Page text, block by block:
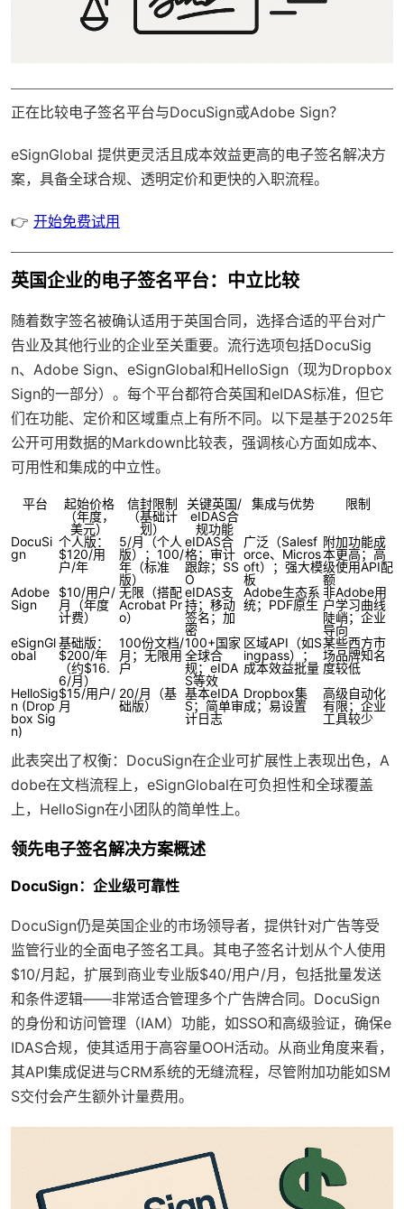
正在比较电子签名平台与DocuSign或Adobe Sign？
eSignGlobal 提供更灵活且成本效益更高的电子签名解决方
案，具备全球合规、透明定价和更快的入职流程。
👉 开始免费试用
英国企业的电子签名平台：中立比较
随着数字签名被确认适用于英国合同，选择合适的平台对广
告业及其他行业的企业至关重要。流行选项包括DocuSig
n、Adobe Sign、eSignGlobal和HelloSign（现为Dropbox
Sign的一部分）。每个平台都符合英国和eIDAS标准，但它
们在功能、定价和区域重点上有所不同。以下是基于2025年
公开可用数据的Markdown比较表，强调核心方面如成本、
可用性和集成的中立性。
平台
起始价格
（年度，
美元）
信封限制
（基础计
划）
关键英国/
eIDAS合
规功能
集成与优势 限制
DocuSi
gn
个人版：
$120/用
户/年
5/月（个人
版）；100/
年（标准
版）
eIDAS合
格；审计
跟踪；SS
O
广泛（Salesf
orce、Micros
oft）；强大模
板
附加功能成
本更高；高
级使用API配
额
Adobe
Sign
$10/用户/
月（年度
计费）
无限（搭配
Acrobat Pr
o）
eIDAS支
持；移动
签名；加
密
Adobe生态系
统；PDF原生
非Adobe用
户学习曲线
陡峭；企业
导向
eSignGl
obal
基础版：
$200/年
（约$16.
6/月）
100份文档/
月；无限用
户
100+国家
全球合
规；eIDA
S等效
区域API（如S
ingpass）；
成本效益批量
某些西方市
场品牌知名
度较低
HelloSig
n (Drop
box Sig
n)
$15/用户/
月
20/月（基
础版）
基本eIDA
S；简单审
计日志
Dropbox集
成；易设置
高级自动化
有限；企业
工具较少
此表突出了权衡：DocuSign在企业可扩展性上表现出色，A
dobe在文档流程上，eSignGlobal在可负担性和全球覆盖
上，HelloSign在小团队的简单性上。
领先电子签名解决方案概述
DocuSign：企业级可靠性
DocuSign仍是英国企业的市场领导者，提供针对广告等受
监管行业的全面电子签名工具。其电子签名计划从个人使用
$10/月起，扩展到商业专业版$40/用户/月，包括批量发送
和条件逻辑——非常适合管理多个广告牌合同。DocuSign
的身份和访问管理（IAM）功能，如SSO和高级验证，确保e
IDAS合规，使其适用于高容量OOH活动。从商业角度来看，
其API集成促进与CRM系统的无缝流程，尽管附加功能如SM
S交付会产生额外计量费用。